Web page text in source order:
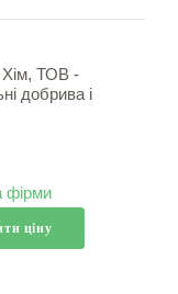
Хім, ТОВ -
добрива і
фірми
ціну